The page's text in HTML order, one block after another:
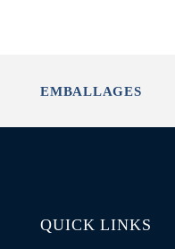
EMBALLAGES
QUICK LINKS